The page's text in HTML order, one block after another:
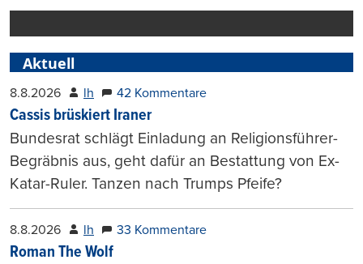
Aktuell
8.8.2026 lh 42 Kommentare
Cassis brüskiert Iraner
Bundesrat schlägt Einladung an Religionsführer-
Begräbnis aus, geht dafür an Bestattung von Ex-
Katar-Ruler. Tanzen nach Trumps Pfeife?
8.8.2026 lh 33 Kommentare
Roman The Wolf